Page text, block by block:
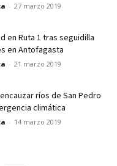
- 27 marzo 2019
en Ruta 1 tras seguidilla
en Antofagasta
- 21 marzo 2019
ríos de San Pedro
climática
- 14 marzo 2019